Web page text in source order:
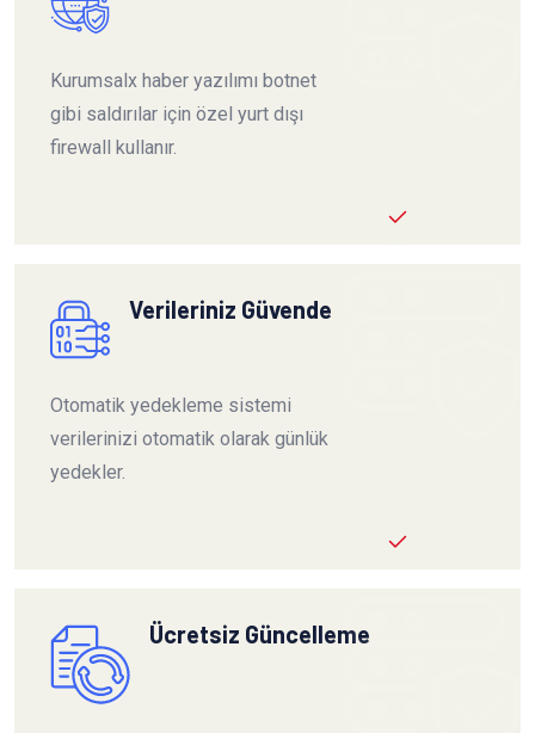
Kurumsalx haber yazılımı botnet
gibi saldırılar için özel yurt dışı
firewall kullanır.
Verileriniz Güvende
Otomatik yedekleme sistemi
verilerinizi otomatik olarak günlük
yedekler.
Ücretsiz Güncelleme